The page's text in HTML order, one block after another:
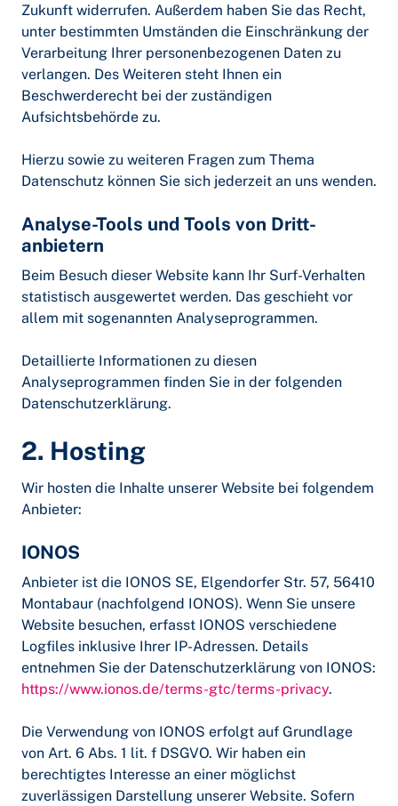
Zukunft widerrufen. Außerdem haben Sie das Recht,
unter bestimmten Umständen die Einschränkung der
Verarbeitung Ihrer personenbezogenen Daten zu
verlangen. Des Weiteren steht Ihnen ein
Beschwerderecht bei der zuständigen
Aufsichtsbehörde zu.
Hierzu sowie zu weiteren Fragen zum Thema
Datenschutz können Sie sich jederzeit an uns wenden.
Analyse-Tools und Tools von Dritt­
anbietern
Beim Besuch dieser Website kann Ihr Surf-Verhalten
statistisch ausgewertet werden. Das geschieht vor
allem mit sogenannten Analyseprogrammen.
Detaillierte Informationen zu diesen
Analyseprogrammen finden Sie in der folgenden
Datenschutzerklärung.
2. Hosting
Wir hosten die Inhalte unserer Website bei folgendem
Anbieter:
IONOS
Anbieter ist die IONOS SE, Elgendorfer Str. 57, 56410
Montabaur (nachfolgend IONOS). Wenn Sie unsere
Website besuchen, erfasst IONOS verschiedene
Logfiles inklusive Ihrer IP-Adressen. Details
entnehmen Sie der Datenschutzerklärung von IONOS:
https://www.ionos.de/terms-gtc/terms-privacy.
Die Verwendung von IONOS erfolgt auf Grundlage
von Art. 6 Abs. 1 lit. f DSGVO. Wir haben ein
berechtigtes Interesse an einer möglichst
zuverlässigen Darstellung unserer Website. Sofern